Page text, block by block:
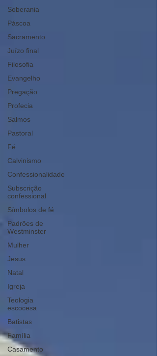
Soberania
Páscoa
Sacramento
Juízo final
Filosofia
Evangelho
Pregação
Profecia
Salmos
Pastoral
Fé
Calvinismo
Confessionalidade
Subscrição
confessional
Símbolos de fé
Padrões de
Westminster
Mulher
Jesus
Natal
Igreja
Teologia
escocesa
Batistas
Família
Casamento